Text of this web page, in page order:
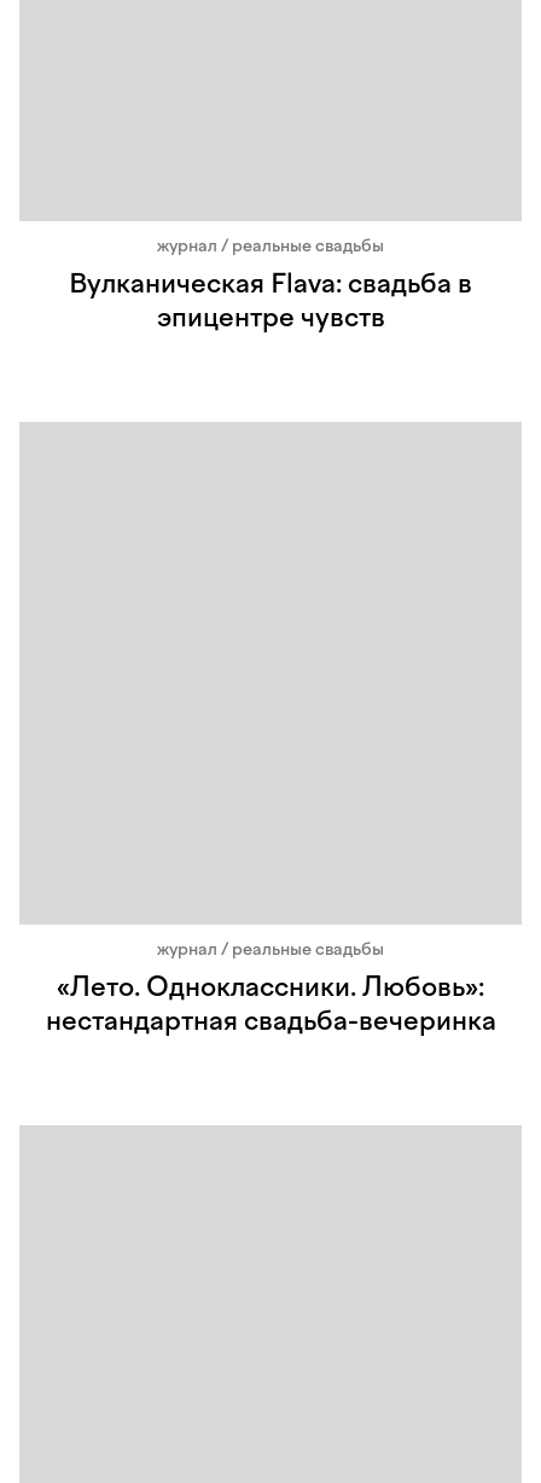
журнал / реальные свадьбы
Вулканическая Flava: свадьба в
эпицентре чувств
журнал / реальные свадьбы
«Лето. Одноклассники. Любовь»:
нестандартная свадьба-вечеринка